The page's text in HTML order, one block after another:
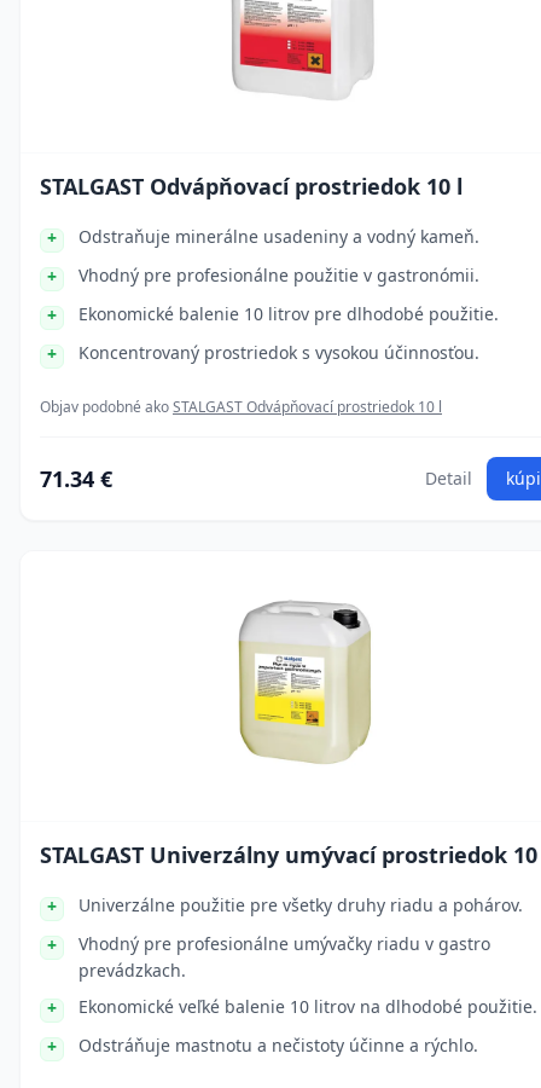
STALGAST Odvápňovací prostriedok 10 l
Odstraňuje minerálne usadeniny a vodný kameň.
Vhodný pre profesionálne použitie v gastronómii.
Ekonomické balenie 10 litrov pre dlhodobé použitie.
Koncentrovaný prostriedok s vysokou účinnosťou.
Objav podobné akoSTALGAST Odvápňovací prostriedok 10 l
71.34 € Detail
STALGAST Univerzálny umývací prostriedok
Univerzálne použitie pre všetky druhy riadu a pohárov.
Vhodný pre profesionálne umývačky riadu v gastro
prevádzkach.
Ekonomické veľké balenie 10 litrov na dlhodobé použitie.
Odstráňuje mastnotu a nečistoty účinne a rýchlo.